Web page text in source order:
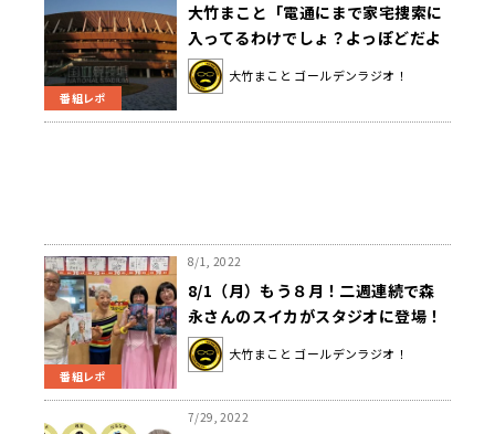
番組レポ
大竹まこと「電通にまで家宅捜索に
入ってるわけでしょ？よっぽどだよ
ね。」東京五輪への不信感を抱く
大竹まこと ゴールデンラジオ！
番組レポ
8/1, 2022
8/1（月）もう８月！二週連続で森
永さんのスイカがスタジオに登場！
大竹まこと ゴールデンラジオ！
7/29, 2022